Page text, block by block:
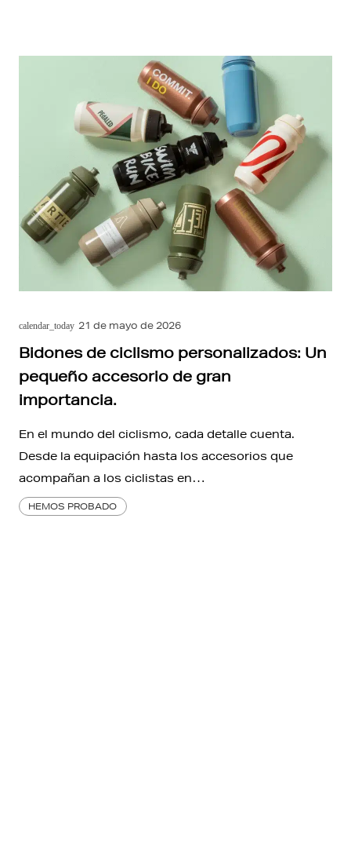
calendar_today 21 de mayo de 2026
Bidones de ciclismo personalizados: Un
pequeño accesorio de gran
importancia.
En el mundo del ciclismo, cada detalle cuenta.
Desde la equipación hasta los accesorios que
acompañan a los ciclistas en…
HEMOS PROBADO